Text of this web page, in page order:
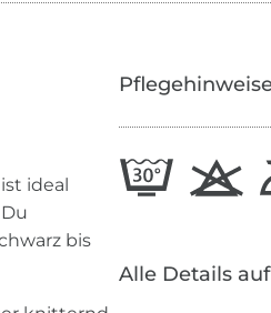
ist ideal
bis
Alle Details